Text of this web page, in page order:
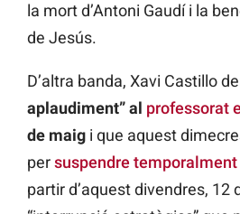
la mort d’Antoni Gaudí i la
de Jesús.
D’altra banda, Xavi Castillo
aplaudiment” al professorat
de maig i que aquest
persuspendre temporalment
partir d’aquest divendres, 12